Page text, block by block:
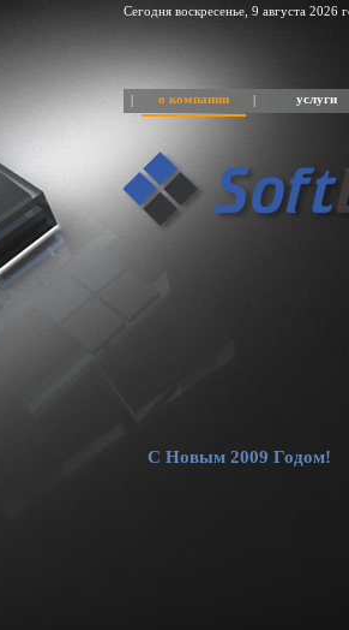
Сегодня воскресенье, 9 августа 2026
о компании услуги
С Новым 2009 Годом!